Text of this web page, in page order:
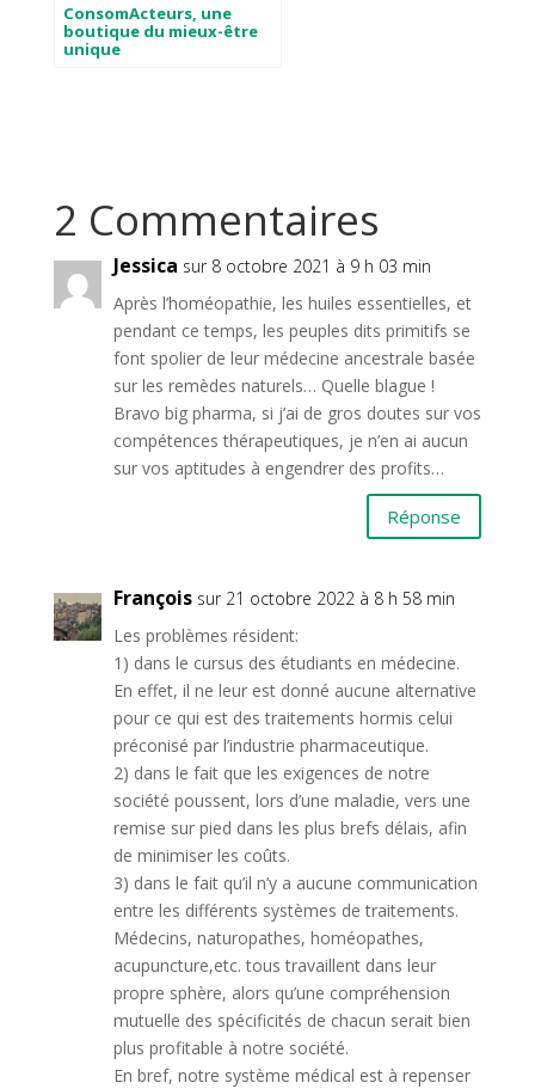
ConsomActeurs, une
boutique du mieux-être
unique
2 Commentaires
Jessica sur 8 octobre 2021 à 9 h 03 min
Après l’homéopathie, les huiles essentielles, et
pendant ce temps, les peuples dits primitifs se
font spolier de leur médecine ancestrale basée
sur les remèdes naturels… Quelle blague !
Bravo big pharma, si j’ai de gros doutes sur vos
compétences thérapeutiques, je n’en ai aucun
sur vos aptitudes à engendrer des profits…
Réponse
François sur 21 octobre 2022 à 8 h 58 min
Les problèmes résident:
1) dans le cursus des étudiants en médecine.
En effet, il ne leur est donné aucune alternative
pour ce qui est des traitements hormis celui
préconisé par l’industrie pharmaceutique.
2) dans le fait que les exigences de notre
société poussent, lors d’une maladie, vers une
remise sur pied dans les plus brefs délais, afin
de minimiser les coûts.
3) dans le fait qu’il n’y a aucune communication
entre les différents systèmes de traitements.
Médecins, naturopathes, homéopathes,
acupuncture,etc. tous travaillent dans leur
propre sphère, alors qu’une compréhension
mutuelle des spécificités de chacun serait bien
plus profitable à notre société.
En bref, notre système médical est à repenser